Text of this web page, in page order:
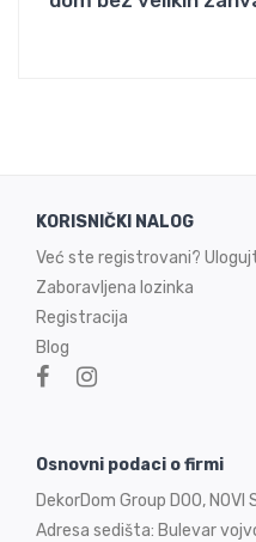
KORISNIČKI NALOG
Već ste registrovani?
Zaboravljena lozinka
Registracija
Blog
Osnovni podaci o firmi
DekorDom Group DOO, NOVI
Adresa sedišta: Bulevar